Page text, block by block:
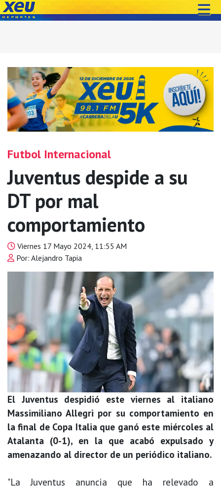
Futbol Internacional
Juventus despide a su
DT por mal
comportamiento
Viernes 17 Mayo 2024, 11:55 AM
Por: Alejandro Tapia
El Juventus despidió este viernes al italiano
Massimiliano Allegri por su comportamiento en
la final de Copa Italia que ganó este miércoles al
Atalanta (0-1), en la que acabó expulsado y
amenazando al director de un periódico italiano.
"La Juventus anuncia que ha relevado a